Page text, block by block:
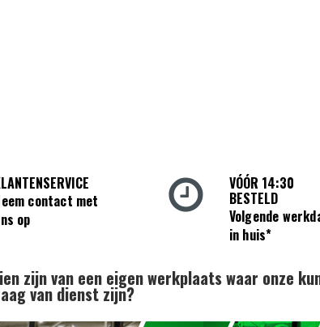
contact met
op
VÓÓR 14:30
BESTELD
Volgende
in huis*
zijn van een eigen werkplaats waar onze
van dienst zijn?